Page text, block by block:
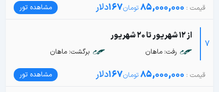
85,000,000
167دلار مشاهده تور
7
از 12 شهریور تا 20 شهریور
رفت: ماهان برگشت: ماهان
85,000,000
167دلار مشاهده تور